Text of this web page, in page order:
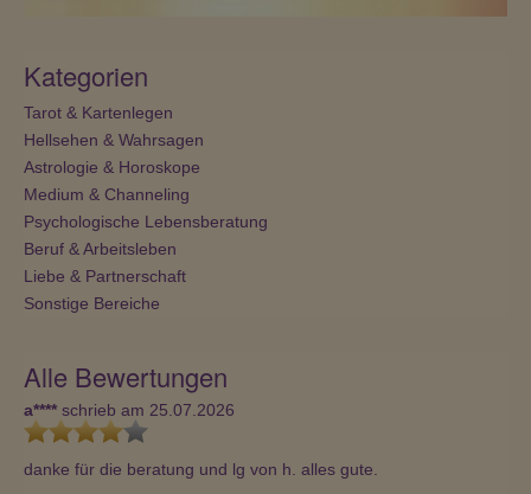
Kategorien
Tarot & Kartenlegen
Hellsehen & Wahrsagen
Astrologie & Horoskope
Medium & Channeling
Psychologische Lebensberatung
Beruf & Arbeitsleben
Liebe & Partnerschaft
Sonstige Bereiche
Alle Bewertungen
a**** schrieb am 25.07.2026
danke für die beratung und lg von h. alles gute.